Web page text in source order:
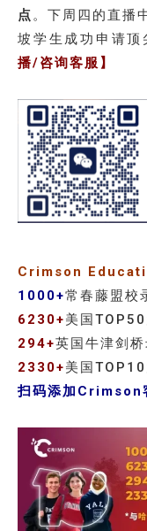
点。下周四的直播
坡学生成功申请顶
播/咨询客服】
Crimson
1000+常春藤盟校
6230+美国TOP50
294+英国牛津剑桥
2330+美国TOP10
扫码添加Crimson